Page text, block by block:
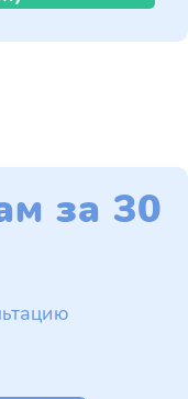
за 30